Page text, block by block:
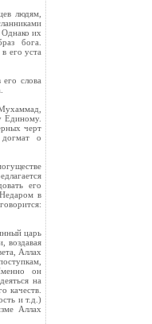
людям,
их
бога.
его уста
слова
Единому.
черт
догмат о
его
в
царь
воздавая
Аллах
он
на
качеств.
и т.д.)
Аллах